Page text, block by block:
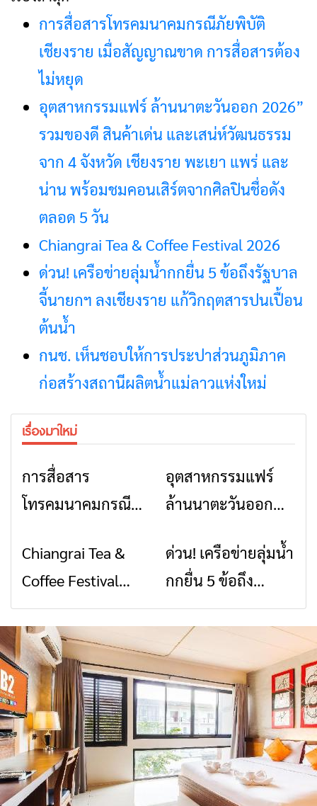
การสื่อสารโทรคมนาคมกรณีภัยพิบัติ
เชียงราย เมื่อสัญญาณขาด การสื่อสารต้อง
ไม่หยุด
อุตสาหกรรมแฟร์ ล้านนาตะวันออก 2026”
รวมของดี สินค้าเด่น และเสน่ห์วัฒนธรรม
จาก 4 จังหวัด เชียงราย พะเยา แพร่ และ
น่าน พร้อมชมคอนเสิร์ตจากศิลปินชื่อดัง
ตลอด 5 วัน
Chiangrai Tea & Coffee Festival 2026
ด่วน! เครือข่ายลุ่มน้ำกกยื่น 5 ข้อถึงรัฐบาล
จี้นายกฯ ลงเชียงราย แก้วิกฤตสารปนเปื้อน
ต้นน้ำ
กนช. เห็นชอบให้การประปาส่วนภูมิภาค
ก่อสร้างสถานีผลิตน้ำแม่ลาวแห่งใหม่
เรื่องมาใหม่
การสื่อสาร
โทรคมนาคมกรณีภัย
สัญญาณขาด การ
สื่อสารต้องไม่หยุด
ข่าวเชียงราย
อุตสาหกรรมแฟร์
ล้านนาตะวันออก
สินค้าเด่น และเสน่ห์
วัฒนธรรมจาก 4
จังหวัด เชียงราย
พะเยา แพร่ และ
น่าน พร้อมชม
คอนเสิร์ตจากศิลปิน
ชื่อดังตลอด 5 วัน
ข่าวเชียงราย
Chiangrai Tea &
Coffee Festival
2026
ข่าวเชียงราย
ด่วน! เครือข่ายลุ่มน้ำ
กกยื่น 5 ข้อถึง
รัฐบาล จี้นายกฯ ลง
เชียงราย แก้วิกฤต
สารปนเปื้อนต้นน้ำ